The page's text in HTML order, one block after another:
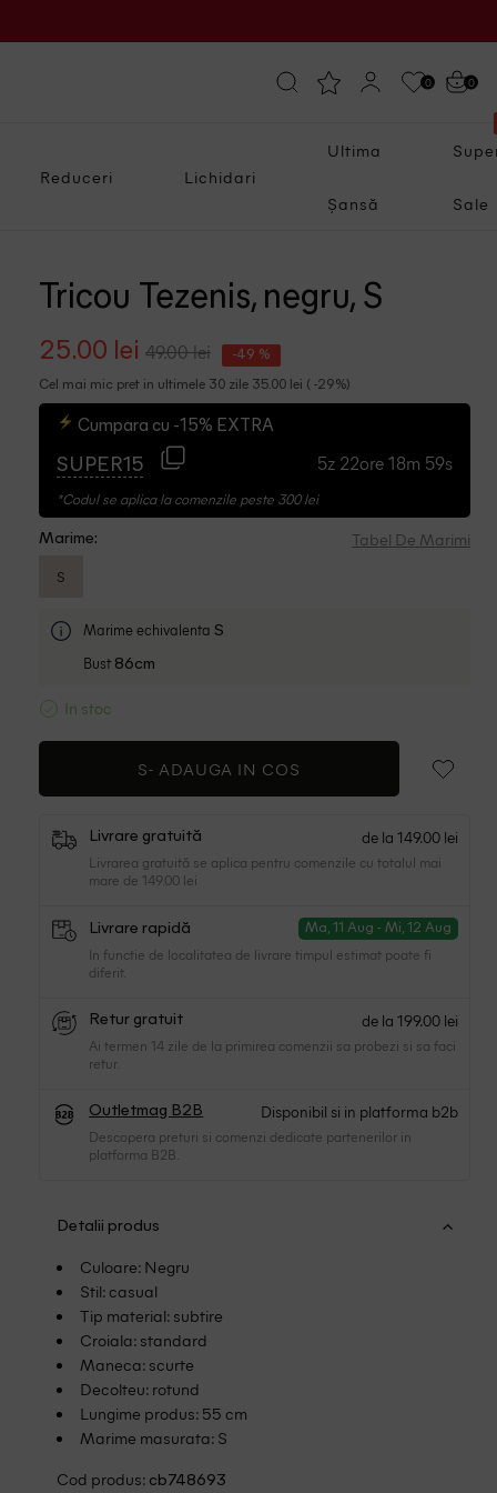
0 0
Reduceri Lichidari
Ultima
Șansă Sale
Tricou Tezenis, negru, S
25.00 lei 49.00 lei -49 %
Cel mai mic pret in ultimele 30 zile 35.00 lei ( -29%)
Cumpara cu -15% EXTRA
SUPER15 5z 22ore 18m 58s
*Codul se aplica la comenzile peste 300 lei
Marime: Tabel De Marimi
S
Marime echivalenta S
Bust 86cm
In stoc
S- ADAUGA IN COS
Livrare gratuită de la 149.00 lei
Livrarea gratuită se aplica pentru comenzile cu totalul mai
mare de 149.00 lei
Livrare rapidă Ma, 11 Aug - Mi, 12 Aug
In functie de localitatea de livrare timpul estimat poate fi
diferit.
Retur gratuit de la 199.00 lei
Ai termen 14 zile de la primirea comenzii sa probezi si sa faci
retur.
Outletmag B2B Disponibil si in platforma b2b
Descopera preturi si comenzi dedicate partenerilor in
platforma B2B.
Detalii produs
Culoare: Negru
Stil: casual
Tip material: subtire
Croiala: standard
Maneca: scurte
Decolteu: rotund
Lungime produs: 55 cm
Marime masurata: S
Cod produs: cb748693